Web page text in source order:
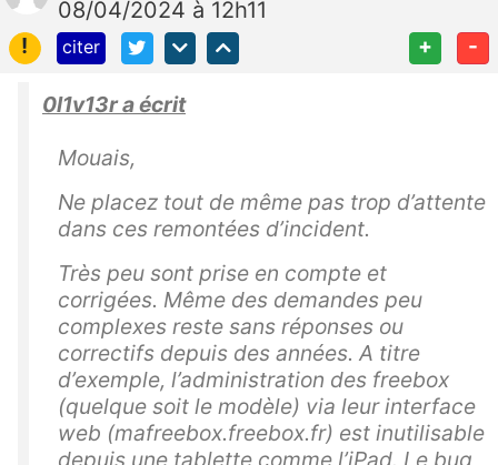
08/04/2024 à 12h11
!
citer + -
0l1v13r a écrit
Mouais,
Ne placez tout de même pas trop d’attente
dans ces remontées d’incident.
Très peu sont prise en compte et
corrigées. Même des demandes peu
complexes reste sans réponses ou
correctifs depuis des années. A titre
d’exemple, l’administration des freebox
(quelque soit le modèle) via leur interface
web (mafreebox.freebox.fr) est inutilisable
depuis une tablette comme l’iPad. Le bug